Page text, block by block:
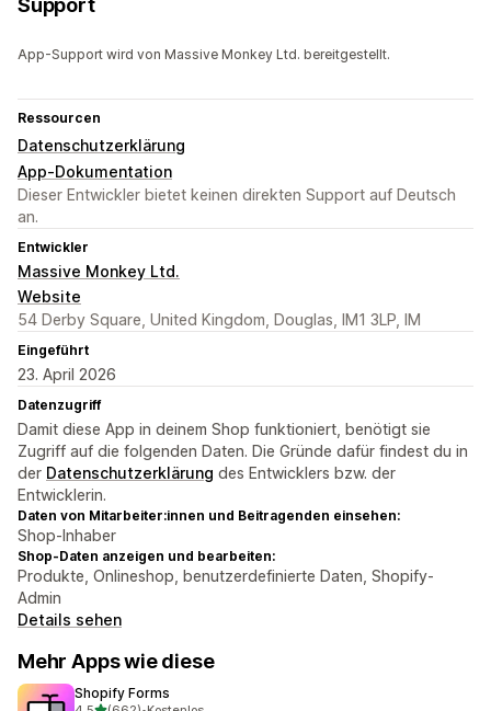
Support
App-Support wird von Massive Monkey Ltd. bereitgestellt.
Ressourcen
Datenschutzerklärung
App-Dokumentation
Dieser Entwickler bietet keinen direkten Support auf Deutsch
an.
Entwickler
Massive Monkey Ltd.
Website
54 Derby Square, United Kingdom, Douglas, IM1 3LP, IM
Eingeführt
23. April 2026
Datenzugriff
Damit diese App in deinem Shop funktioniert, benötigt sie
Zugriff auf die folgenden Daten. Die Gründe dafür findest du in
der Datenschutzerklärung des Entwicklers bzw. der
Entwicklerin.
Daten von Mitarbeiter:innen und Beitragenden einsehen:
Shop-Inhaber
Shop-Daten anzeigen und bearbeiten:
Produkte, Onlineshop, benutzerdefinierte Daten, Shopify-
Admin
Details sehen
Mehr Apps wie diese
Shopify Forms